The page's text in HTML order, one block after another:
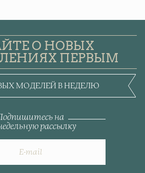
О НОВЫХ
ПЕРВЫМ
МОДЕЛЕЙ В НЕДЕЛЮ
на
рассылку